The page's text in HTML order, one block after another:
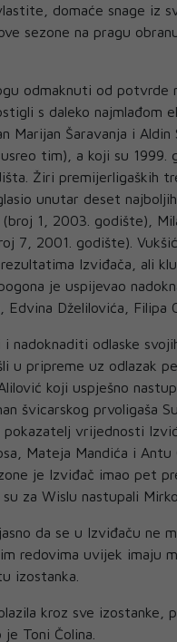
domaće snage iz
sezone na pragu
odmaknuti od potvrde
s daleko najmlađom
Marijan Šaravanja i
tim), a koji su 1999.
Žiri premijerligaških
unutar deset
1, 2003. godište),
7, 2001. godište).
Izviđača, ali
je uspijevao
Dželilovića, Filipa
i nadoknaditi odlaske
u pripreme uz odlazak
koji uspješno
švicarskog prvoligaša
vrijednosti
Mateja Mandića i
je Izviđač imao pet
za Wislu nastupali
da se u Izviđaču ne
redovima uvijek imaju
izostanka.
kroz sve izostanke,
Toni Čolina.